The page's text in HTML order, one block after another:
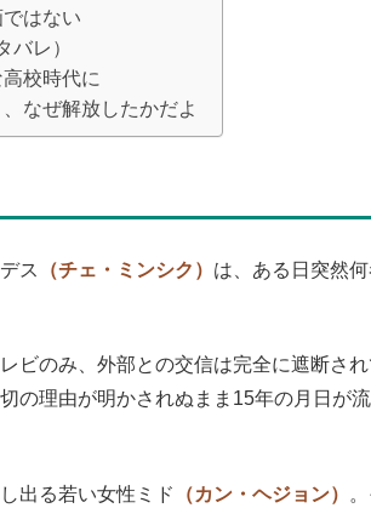
はない
バレ）
校時代に
なぜ解放したかだよ
ス （チェ・ミンシク） は、ある日突然
ビのみ、外部との交信は完全に遮断さ
の理由が明かされぬまま15年の月日が
出る若い女性ミド （カン・ヘジョン）